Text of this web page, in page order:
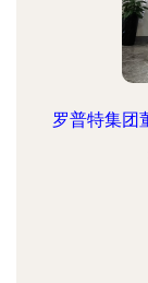
罗普特集团